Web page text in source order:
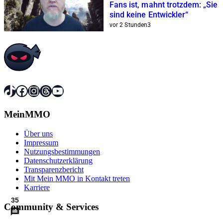
Fans ist, mahnt trotzdem: „Sie
sind keine Entwickler“
vor 2 Stunden3
TikTok
Facebook
Instagram
Threads
YouTube
MeinMMO
Über uns
Impressum
Nutzungsbestimmungen
Datenschutzerklärung
Transparenzbericht
Mit Mein MMO in Kontakt treten
Karriere
Community & Services
35